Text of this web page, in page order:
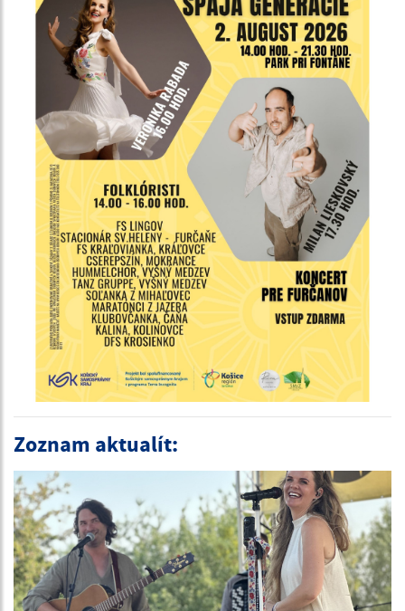
Zoznam aktualít: